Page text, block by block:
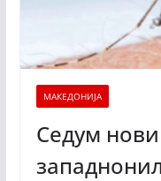
МАКЕДОНИЈА
Седум